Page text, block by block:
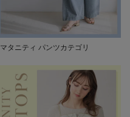
マタニティ パンツカテゴリ